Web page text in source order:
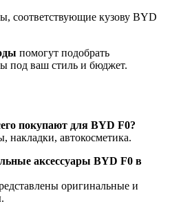
соответствующие кузову BYD
помогут подобрать
под ваш стиль и бюджет.
покупают для BYD F0?
накладки, автокосметика.
аксессуары BYD F0 в
оригинальные и